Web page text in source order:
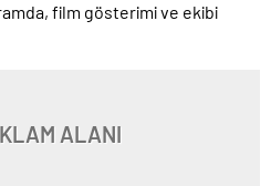
film gösterimi ve ekibi
ALANI